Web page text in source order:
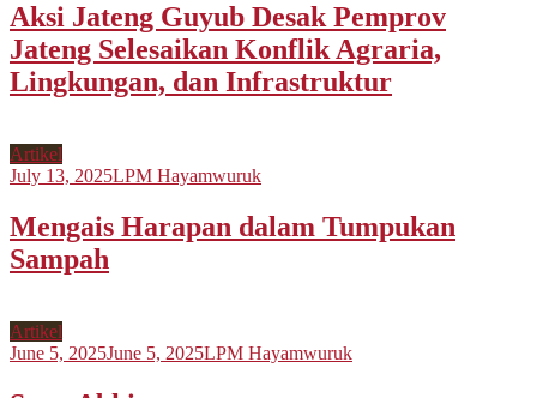
Aksi Jateng Guyub Desak Pemprov
Jateng Selesaikan Konflik Agraria,
Lingkungan, dan Infrastruktur
Artikel
July 13, 2025LPM Hayamwuruk
Mengais Harapan dalam Tumpukan
Sampah
Artikel
June 5, 2025June 5, 2025LPM Hayamwuruk